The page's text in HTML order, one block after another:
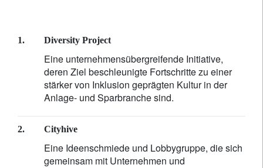
1. Diversity Project
Eine unternehmensübergreifende Initiative,
deren Ziel beschleunigte Fortschritte zu einer
stärker von Inklusion geprägten Kultur in der
Anlage- und Sparbranche sind.
2. Cityhive
Eine Ideenschmiede und Lobbygruppe, die sich
gemeinsam mit Unternehmen und